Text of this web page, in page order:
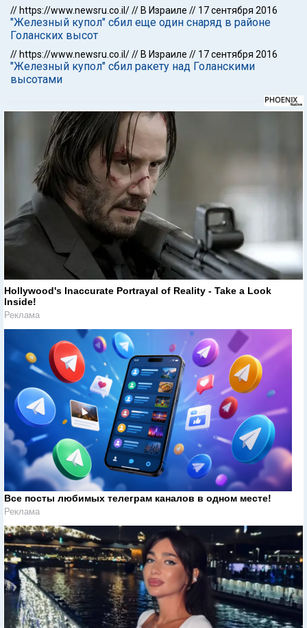
// https://www.newsru.co.il/// В Израиле // 17 сентября 2016
"Железный купол" сбил еще один снаряд в районе
Голанских высот
// https://www.newsru.co.il/// В Израиле // 17 сентября 2016
"Железный купол" сбил ракету над Голанскими
высотами
Hollywood's Inaccurate Portrayal of Reality - Take a Look
Inside!
Реклама
Все посты любимых телеграм каналов в одном месте!
Реклама